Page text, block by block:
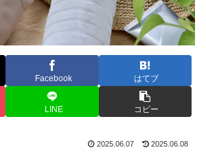
Facebook はてブ
LINE コピー
2025.06.07 2025.06.08